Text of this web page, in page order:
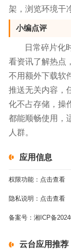
架，浏览环境干
小编点评
日常碎片化
看资讯了解热点
不用额外下载软
推送无关内容，
化不占存储，操
都能顺畅使用，
人群。
应用信息
权限功能： 点击查看
隐私说明： 点击查看
备案号： 湘ICP备
云台应用推荐